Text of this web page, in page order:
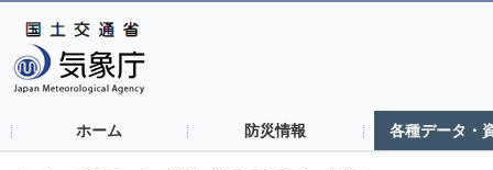
ホーム 防災情報 各種データ・